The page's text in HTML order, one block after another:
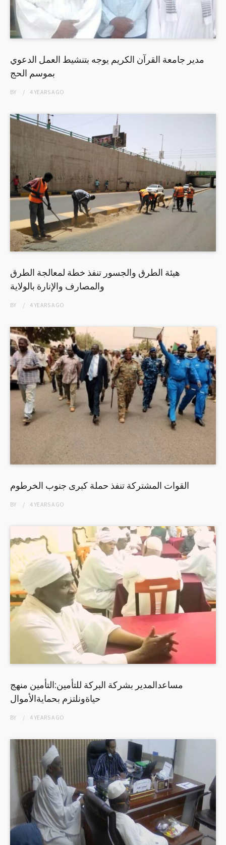
مدير جامعة القرآن الكريم يوجه بتنشيط العمل الدعوي
بموسم الحج
BY 4 YEARSAGO
هيئة الطرق والجسور تنفذ خطة لمعالجة الطرق
والمصارف والإنارة بالولاية
BY 4 YEARSAGO
القوات المشتركة تنفذ حملة كبرى جنوب الخرطوم
BY 4 YEARSAGO
مساعدالمدير بشركة البركة للتأمين:التأمين منهج
حياةونلتزم بحمايةالأموال
BY 4 YEARSAGO